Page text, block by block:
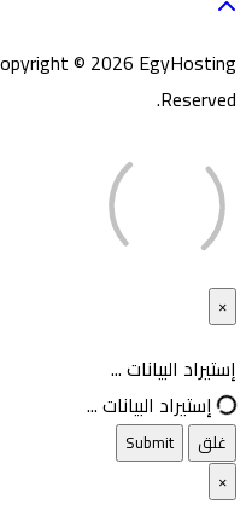
Reserved.
×
غلق
إستيراد البيانات ...
إستيراد البيانات ...
غلق
Submit
×